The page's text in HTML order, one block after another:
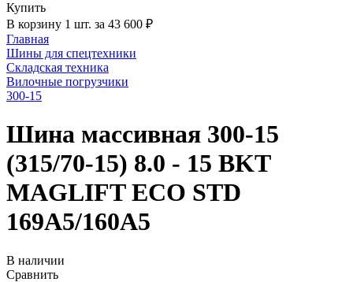
Купить
В корзину 1 шт. за 43 600 ₽
Главная
Шины для спецтехники
Складская техника
Вилочные погрузчики
300-15
Шина массивная 300-15
(315/70-15) 8.0 - 15 BKT
MAGLIFT ECO STD
169A5/160A5
В наличии
Сравнить